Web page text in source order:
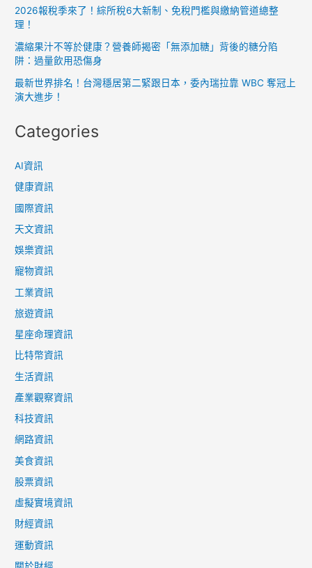
2026報稅季來了！綜所稅6大新制、免稅門檻與繳納管道總整
理！
濃縮果汁不等於健康？營養師揭密「無添加糖」背後的糖分陷
阱：過量飲用恐傷身
最新世界排名！台灣穩居第二緊跟日本，委內瑞拉靠 WBC 奪冠上
演大進步！
Categories
AI資訊
健康資訊
國際資訊
天文資訊
娛樂資訊
寵物資訊
工業資訊
旅遊資訊
星座命理資訊
比特幣資訊
生活資訊
產業觀察資訊
科技資訊
網路資訊
美食資訊
股票資訊
虛擬實境資訊
財經資訊
運動資訊